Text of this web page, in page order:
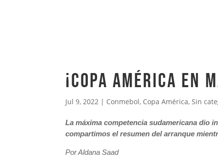
¡COPA AMÉRICA EN
Jul 9, 2022 | Conmebol, Copa América, Sin
La máxima competencia sudamericana dio
compartimos el resumen del arranque
Por Aldana Saad